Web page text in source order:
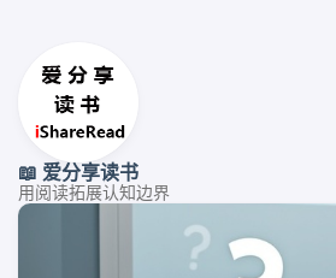
📖 爱分享读书
用阅读拓展认知边界